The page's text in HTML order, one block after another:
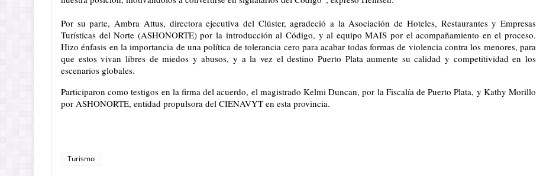
Por su parte, Ambra Attus, directora ejecutiva del Clúster, agradeció a la Asociación de Hoteles, Restaurantes y Empresas
Turísticas del Norte (ASHONORTE) por la introducción al Código, y al equipo MAIS por el acompañamiento en el proceso.
Hizo énfasis en la importancia de una política de tolerancia cero para acabar todas formas de violencia contra los menores, para
que estos vivan libres de miedos y abusos, y a la vez el destino Puerto Plata aumente su calidad y competitividad en los
escenarios globales.
Participaron como testigos en la firma del acuerdo, el magistrado Kelmi Duncan, por la Fiscalía de Puerto Plata, y Kathy Morillo
por ASHONORTE, entidad propulsora del CIENAVYT en esta provincia.
Turismo